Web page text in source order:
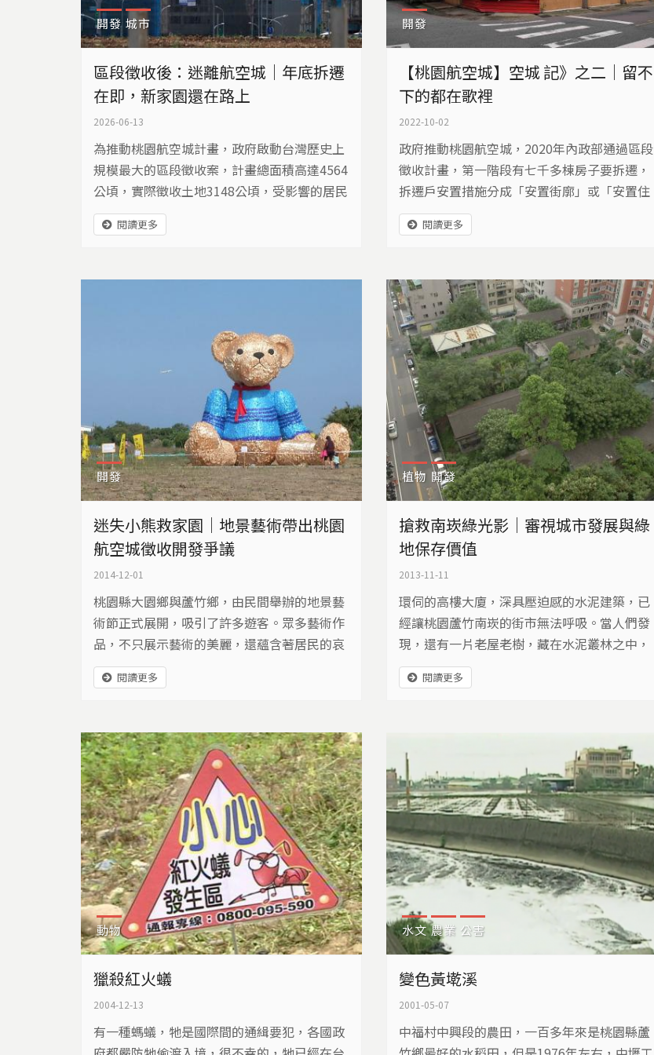
開發 城市
區段徵收後：迷離航空城｜年底拆遷
在即，新家園還在路上
2026-06-13
為推動桃園航空城計畫，政府啟動台灣歷史上
規模最大的區段徵收案，計畫總面積高達4564
公頃，實際徵收土地3148公頃，受影響的居民
超過三萬人。2022年起政府針對桃園市大園
區、蘆竹區，區段徵收範圍內的居民，祭出自
園。
閱讀更多
開發
【桃園航空城】空城 記》之二｜留不
下的都在歌裡
2022-10-02
政府推動桃園航空城，2020年內政部通過區段
徵收計畫，第一階段有七千多棟房子要拆遷，
拆遷戶安置措施分成「安置街廓」或「安置住
宅」兩種方式。
閱讀更多
開發
迷失小熊救家園｜地景藝術帶出桃園
航空城徵收開發爭議
2014-12-01
桃園縣大園鄉與蘆竹鄉，由民間舉辦的地景藝
術節正式展開，吸引了許多遊客。眾多藝術作
品，不只展示藝術的美麗，還蘊含著居民的哀
傷，希望藉著這隻巨大小熊，表達保護家園的
心情…閱讀更多
植物 開發
搶救南崁綠光影｜審視城市發展與綠
地保存價值
2013-11-11
環伺的高樓大廈，深具壓迫感的水泥建築，已
經讓桃園蘆竹南崁的街市無法呼吸。當人們發
現，還有一片老屋老樹，藏在水泥叢林之中，
他們決定，要保護這片南嵌最後的綠光影…
閱讀更多
動物
獵殺紅火蟻
2004-12-13
有一種螞蟻，牠是國際間的通緝要犯，各國政
水文 農業 公害
變色黃墘溪
2001-05-07
中福村中興段的農田，一百多年來是桃園縣蘆